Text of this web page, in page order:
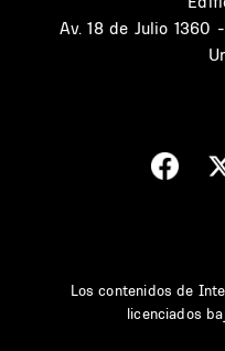
Av. 18 de Julio 1360
Los contenidos de
licenciados